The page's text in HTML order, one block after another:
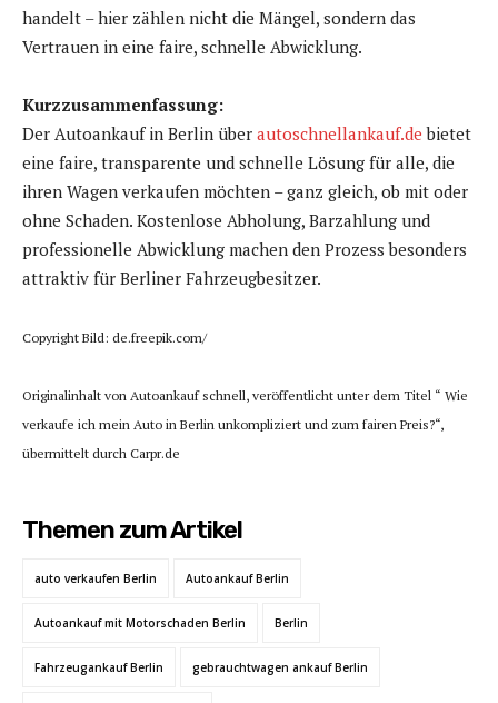
handelt – hier zählen nicht die Mängel, sondern das
Vertrauen in eine faire, schnelle Abwicklung.
Kurzzusammenfassung:
Der Autoankauf in Berlin über autoschnellankauf.de bietet
eine faire, transparente und schnelle Lösung für alle, die
ihren Wagen verkaufen möchten – ganz gleich, ob mit oder
ohne Schaden. Kostenlose Abholung, Barzahlung und
professionelle Abwicklung machen den Prozess besonders
attraktiv für Berliner Fahrzeugbesitzer.
Copyright Bild: de.freepik.com/
Originalinhalt von Autoankauf schnell, veröffentlicht unter dem Titel “ Wie
verkaufe ich mein Auto in Berlin unkompliziert und zum fairen Preis?“,
übermittelt durch Carpr.de
Themen zum Artikel
auto verkaufen Berlin Autoankauf Berlin
Autoankauf mit Motorschaden Berlin Berlin
Fahrzeugankauf Berlin gebrauchtwagen ankauf Berlin